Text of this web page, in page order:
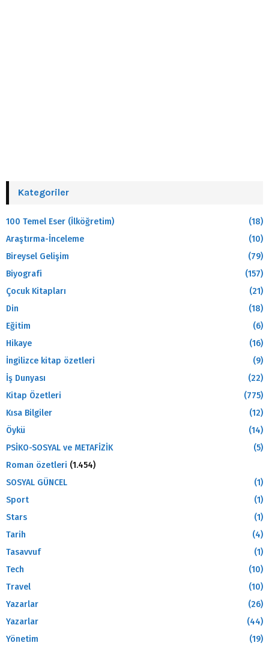
Kategoriler
100 Temel Eser (İlköğretim)
(18)
Araştırma-İnceleme
(10)
Bireysel Gelişim
(79)
Biyografi
(157)
Çocuk Kitapları
(21)
Din
(18)
Eğitim
(6)
Hikaye
(16)
İngilizce kitap özetleri
(9)
İş Dunyası
(22)
Kitap Özetleri
(775)
Kısa Bilgiler
(12)
Öykü
(14)
PSİKO-SOSYAL ve METAFİZİK
(5)
Roman özetleri (1.454)
SOSYAL GÜNCEL
(1)
Sport
(1)
Stars
(1)
Tarih
(4)
Tasavvuf
(1)
Tech
(10)
Travel
(10)
Yazarlar
(26)
Yazarlar
(44)
Yönetim
(19)